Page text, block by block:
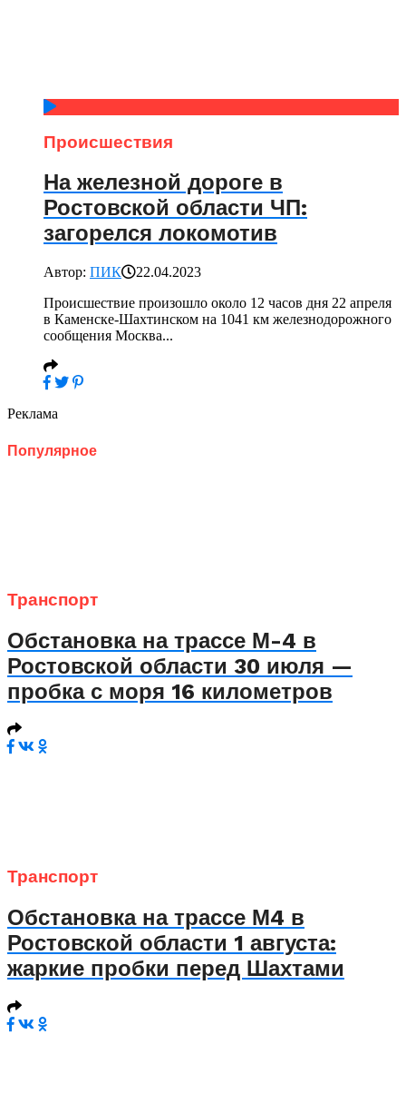
Происшествия
На железной дороге в
Ростовской области ЧП:
загорелся локомотив
Автор: ПИК
22.04.2023
Происшествие произошло около 12 часов дня 22 апреля
в Каменске-Шахтинском на 1041 км железнодорожного
сообщения Москва...
Реклама
Популярное
Транспорт
Обстановка на трассе М-4 в
Ростовской области 30 июля —
пробка с моря 16 километров
Транспорт
Обстановка на трассе М4 в
Ростовской области 1 августа:
жаркие пробки перед Шахтами